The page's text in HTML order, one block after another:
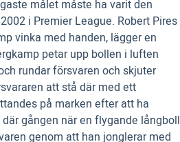
målet måste ha varit den
i Premier League. Robert Pires
vinka med handen, lägger en
petar upp bollen i luften
rundar försvaren och skjuter
att stå där med ett
på marken efter att ha
gången när en flygande långboll
genom att han jonglerar med